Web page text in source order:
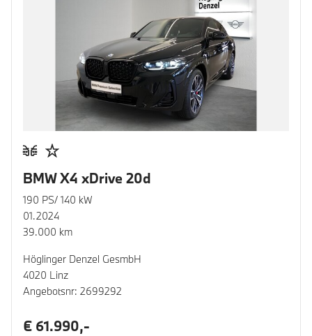
BMW X4 xDrive 20d
190 PS/ 140 kW
01.2024
39.000 km
Höglinger Denzel GesmbH
4020 Linz
Angebotsnr: 2699292
€ 61.990,-